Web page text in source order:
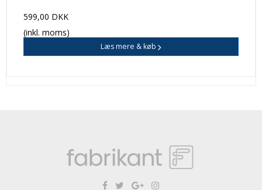
599,00 DKK
(inkl. moms)
Læs mere & køb